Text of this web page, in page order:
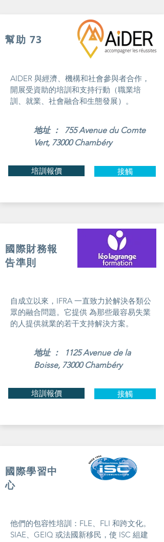
幫助 73
AIDER 與經濟、機構和社會參與者合作，
開展受資助的培訓和支持行動（職業培
訓、就業、社會融合和生態發展）。
地址 ： 755 Avenue du Comte
Vert, 73000 Chambéry
培訓報價 接觸
國際財務報
告準則
自成立以來，IFRA 一直致力於解決各類公
眾的融合問題。它提供 為那些最容易失業
的人提供就業的若干支持解決方案。
地址 ： 1125 Avenue de la
Boisse, 73000 Chambéry
培訓報價 接觸
國際學習中
心
他們的包容性培訓：FLE、FLI 和跨文化。
SIAE、GEIQ 或法國新移民，使 ISC 組建